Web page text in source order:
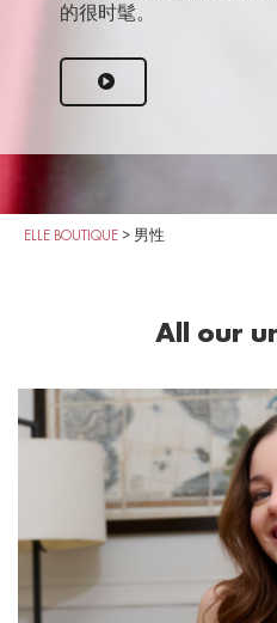
的很时髦。
ELLE BOUTIQUE > 男性
All our